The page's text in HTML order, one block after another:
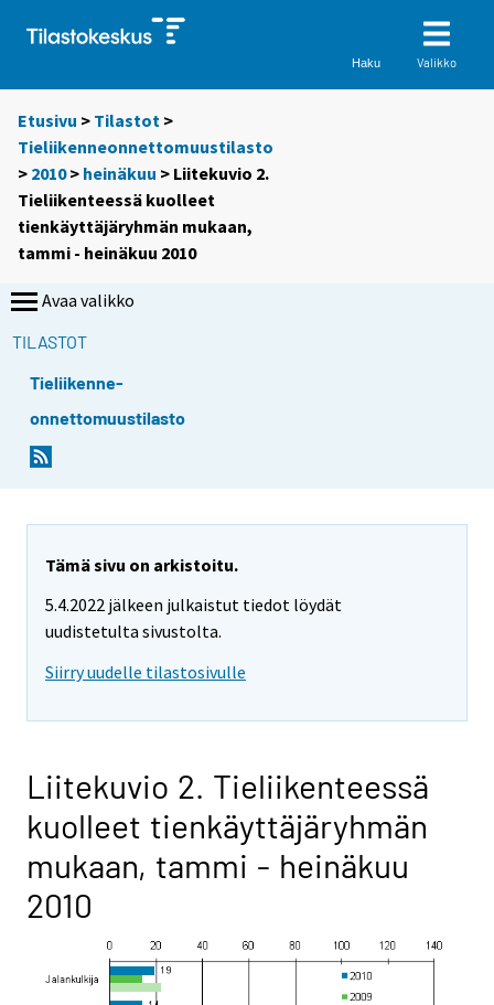
Haku Valikko
Etusivu > Tilastot >
Tieliikenneonnettomuustilasto
> 2010> heinäkuu > Liitekuvio 2.
Tieliikenteessä kuolleet
tienkäyttäjäryhmän mukaan,
tammi - heinäkuu 2010
Avaa valikko
TILASTOT
Tieliikenne-
onnettomuustilasto
Tämä sivu on arkistoitu.
5.4.2022 jälkeen julkaistut tiedot löydät
uudistetulta sivustolta.
Siirry uudelle tilastosivulle
Liitekuvio 2. Tieliikenteessä
kuolleet tienkäyttäjäryhmän
mukaan, tammi - heinäkuu
2010